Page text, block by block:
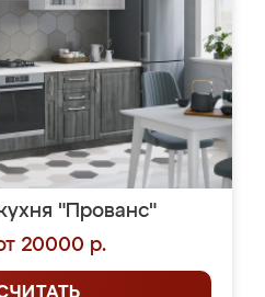
"Прованс"
20000 р.